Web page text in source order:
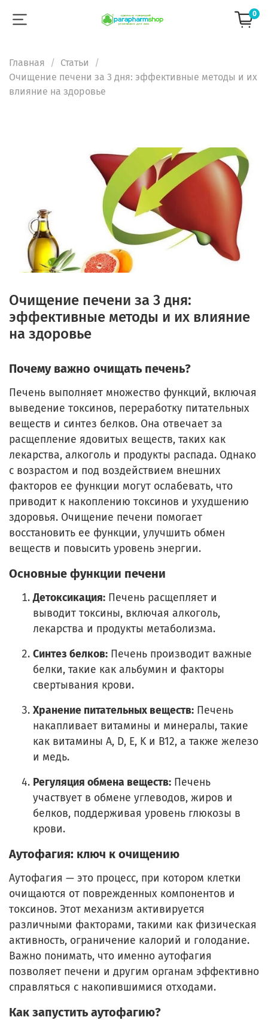
0
Главная
Статьи
Очищение печени за 3 дня: эффективные методы и их
влияние на здоровье
Очищение печени за 3 дня:
эффективные методы и их влияние
на здоровье
Почему важно очищать печень?
Печень выполняет множество функций, включая
выведение токсинов, переработку питательных
веществ и синтез белков. Она отвечает за
расщепление ядовитых веществ, таких как
лекарства, алкоголь и продукты распада. Однако
с возрастом и под воздействием внешних
факторов ее функции могут ослабевать, что
приводит к накоплению токсинов и ухудшению
здоровья. Очищение печени помогает
восстановить ее функции, улучшить обмен
веществ и повысить уровень энергии.
Основные функции печени
Детоксикация: Печень расщепляет и
выводит токсины, включая алкоголь,
лекарства и продукты метаболизма.
Синтез белков: Печень производит важные
белки, такие как альбумин и факторы
свертывания крови.
Хранение питательных веществ: Печень
накапливает витамины и минералы, такие
как витамины A, D, E, K и B12, а также железо
и медь.
Регуляция обмена веществ: Печень
участвует в обмене углеводов, жиров и
белков, поддерживая уровень глюкозы в
крови.
Аутофагия: ключ к очищению
Аутофагия — это процесс, при котором клетки
очищаются от поврежденных компонентов и
токсинов. Этот механизм активируется
различными факторами, такими как физическая
активность, ограничение калорий и голодание.
Важно понимать, что именно аутофагия
позволяет печени и другим органам эффективно
справляться с накопившимися отходами.
Как запустить аутофагию?